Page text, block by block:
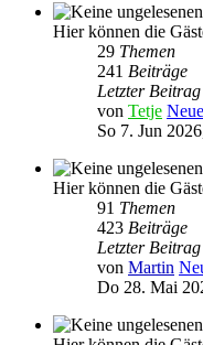
Hier können die
29 Themen
241 Beiträge
Letzter Beitrag
von Tetje
So 7. Jun
Hier können die
91 Themen
423 Beiträge
Letzter Beitrag
von Martin
Do 28. Mai